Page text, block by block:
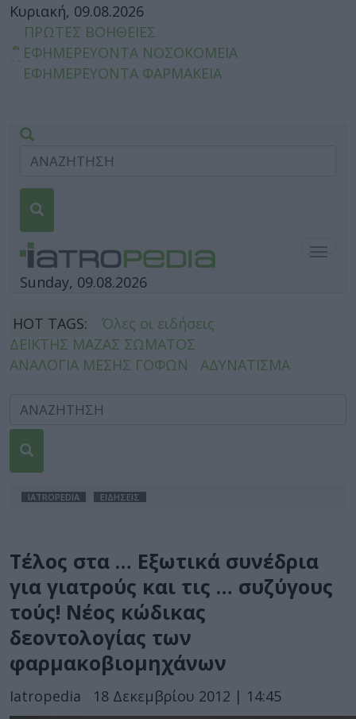
Κυριακή, 09.08.2026
ΠΡΩΤΕΣ ΒΟΗΘΕΙΕΣ
ΕΦΗΜΕΡΕΥΟΝΤΑ ΝΟΣΟΚΟΜΕΙΑ
ΕΦΗΜΕΡΕΥΟΝΤΑ ΦΑΡΜΑΚΕΙΑ
Sunday, 09.08.2026
HOT TAGS:
Όλες οι ειδήσεις
ΔΕΙΚΤΗΣ ΜΑΖΑΣ ΣΩΜΑΤΟΣ
ΑΝΑΛΟΓΙΑ ΜΕΣΗΣ ΓΟΦΩΝ
ΑΔΥΝΑΤΙΣΜΑ
IATROPEDIA ΕΙΔΗΣΕΙΣ
Τέλος στα … Εξωτικά συνέδρια
για γιατρούς και τις … συζύγους
τούς! Νέος κώδικας
δεοντολογίας των
φαρμακοβιομηχάνων
Iatropedia 18 Δεκεμβρίου 2012 | 14:45